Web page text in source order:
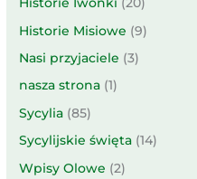
Historie Iwonki (20)
Historie Misiowe (9)
Nasi przyjaciele (3)
nasza strona (1)
Sycylia (85)
Sycylijskie święta (14)
Wpisy Olowe (2)